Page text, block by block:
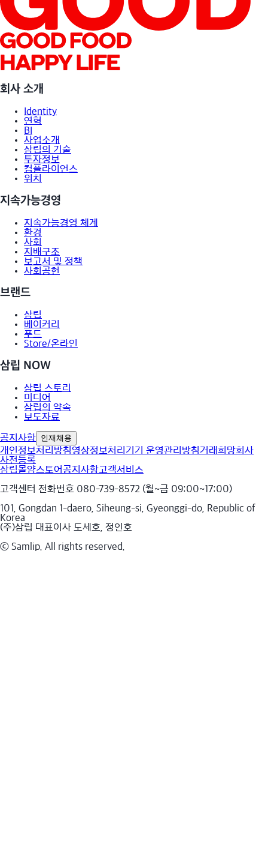
회사 소개
Identity
연혁
BI
사업소개
삼립의 기술
투자정보
컴플라이언스
위치
지속가능경영
지속가능경영 체계
환경
사회
지배구조
보고서 및 정책
사회공헌
브랜드
삼립
베이커리
푸드
Store/온라인
삼립 NOW
삼립 스토리
미디어
삼립의 약속
보도자료
공지사항 인재채용
개인정보처리방침영상정보처리기기 운영관리방침거래희망회사
사전등록
삼립몰얌스토어공지사항고객서비스
고객센터 전화번호 080-739-8572 (월~금 09:00~17:00)
101, Gongdan 1-daero, Siheung-si, Gyeonggi-do, Republic of
Korea
(주)삼립 대표이사 도세호, 정인호
ⓒ Samlip. All rights reserved.